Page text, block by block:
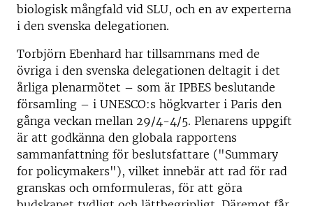
biologisk mångfald vid SLU, och en av experterna
i den svenska delegationen.
Torbjörn Ebenhard har tillsammans med de
övriga i den svenska delegationen deltagit i det
årliga plenarmötet – som är IPBES beslutande
församling – i UNESCO:s högkvarter i Paris den
gånga veckan mellan 29/4-4/5. Plenarens uppgift
är att godkänna den globala rapportens
sammanfattning för beslutsfattare ("Summary
for policymakers"), vilket innebär att rad för rad
granskas och omformuleras, för att göra